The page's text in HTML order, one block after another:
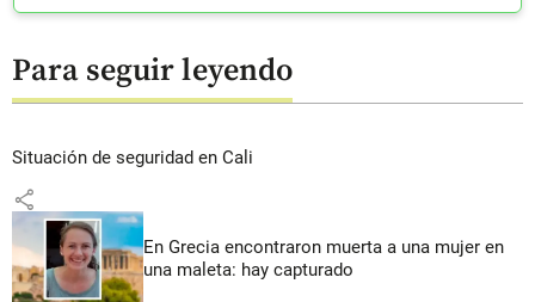
Para seguir leyendo
Situación de seguridad en Cali
share
En Grecia encontraron muerta a una mujer en
una maleta: hay capturado